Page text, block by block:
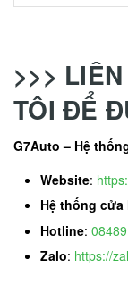
>>>
TÔI ĐỂ
G7Auto – Hệ
Website:
Hệ thống cửa
Hotline:
Zalo: https://